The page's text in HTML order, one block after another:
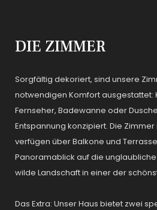
DIE ZIMMER
Sorgfältig dekoriert, sind unsere
notwendigen Komfort ausgestattet:
Fernseher, Badewanne oder
Entspannung konzipiert. Die
verfügen über Balkone und
Panoramablick auf die unglaubliche
wilde Landschaft in einer der
Das Extra: Unser Haus bietet zwei